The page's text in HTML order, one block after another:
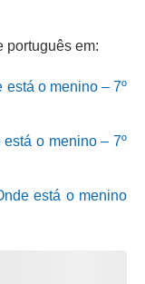
em:
está o menino – 7º
está o menino – 7º
está o menino